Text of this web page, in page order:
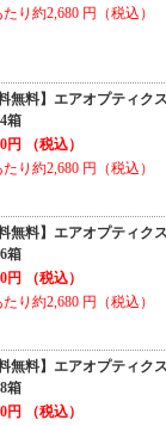
たり約2,680 円（税込）
料無料】エアオプティク
箱
円
（税込）
たり約2,680 円（税込）
料無料】エアオプティク
箱
円
（税込）
たり約2,680 円（税込）
料無料】エアオプティク
箱
円
（税込）